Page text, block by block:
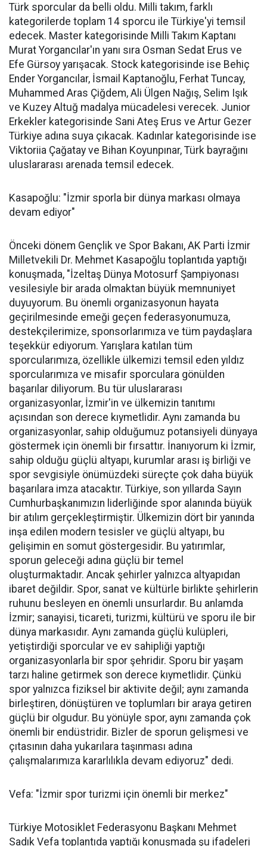
Türk sporcular da belli oldu. Milli takım, farklı
kategorilerde toplam 14 sporcu ile Türkiye'yi temsil
edecek. Master kategorisinde Milli Takım Kaptanı
Murat Yorgancılar'ın yanı sıra Osman Sedat Erus ve
Efe Gürsoy yarışacak. Stock kategorisinde ise Behiç
Ender Yorgancılar, İsmail Kaptanoğlu, Ferhat Tuncay,
Muhammed Aras Çiğdem, Ali Ülgen Nağış, Selim Işık
ve Kuzey Altuğ madalya mücadelesi verecek. Junior
Erkekler kategorisinde Sani Ateş Erus ve Artur Gezer
Türkiye adına suya çıkacak. Kadınlar kategorisinde ise
Viktoriia Çağatay ve Bihan Koyunpınar, Türk bayrağını
uluslararası arenada temsil edecek.
Kasapoğlu: "İzmir sporla bir dünya markası olmaya
devam ediyor"
Önceki dönem Gençlik ve Spor Bakanı, AK Parti İzmir
Milletvekili Dr. Mehmet Kasapoğlu toplantıda yaptığı
konuşmada, "İzeltaş Dünya Motosurf Şampiyonası
vesilesiyle bir arada olmaktan büyük memnuniyet
duyuyorum. Bu önemli organizasyonun hayata
geçirilmesinde emeği geçen federasyonumuza,
destekçilerimize, sponsorlarımıza ve tüm paydaşlara
teşekkür ediyorum. Yarışlara katılan tüm
sporcularımıza, özellikle ülkemizi temsil eden yıldız
sporcularımıza ve misafir sporculara gönülden
başarılar diliyorum. Bu tür uluslararası
organizasyonlar, İzmir'in ve ülkemizin tanıtımı
açısından son derece kıymetlidir. Aynı zamanda bu
organizasyonlar, sahip olduğumuz potansiyeli dünyaya
göstermek için önemli bir fırsattır. İnanıyorum ki İzmir,
sahip olduğu güçlü altyapı, kurumlar arası iş birliği ve
spor sevgisiyle önümüzdeki süreçte çok daha büyük
başarılara imza atacaktır. Türkiye, son yıllarda Sayın
Cumhurbaşkanımızın liderliğinde spor alanında büyük
bir atılım gerçekleştirmiştir. Ülkemizin dört bir yanında
inşa edilen modern tesisler ve güçlü altyapı, bu
gelişimin en somut göstergesidir. Bu yatırımlar,
sporun geleceği adına güçlü bir temel
oluşturmaktadır. Ancak şehirler yalnızca altyapıdan
ibaret değildir. Spor, sanat ve kültürle birlikte şehirlerin
ruhunu besleyen en önemli unsurlardır. Bu anlamda
İzmir; sanayisi, ticareti, turizmi, kültürü ve sporu ile bir
dünya markasıdır. Aynı zamanda güçlü kulüpleri,
yetiştirdiği sporcular ve ev sahipliği yaptığı
organizasyonlarla bir spor şehridir. Sporu bir yaşam
tarzı haline getirmek son derece kıymetlidir. Çünkü
spor yalnızca fiziksel bir aktivite değil; aynı zamanda
birleştiren, dönüştüren ve toplumları bir araya getiren
güçlü bir olgudur. Bu yönüyle spor, aynı zamanda çok
önemli bir endüstridir. Bizler de sporun gelişmesi ve
çıtasının daha yukarılara taşınması adına
çalışmalarımıza kararlılıkla devam ediyoruz" dedi.
Vefa: "İzmir spor turizmi için önemli bir merkez"
Türkiye Motosiklet Federasyonu Başkanı Mehmet
Sadık Vefa toplantıda yaptığı konuşmada şu ifadeleri